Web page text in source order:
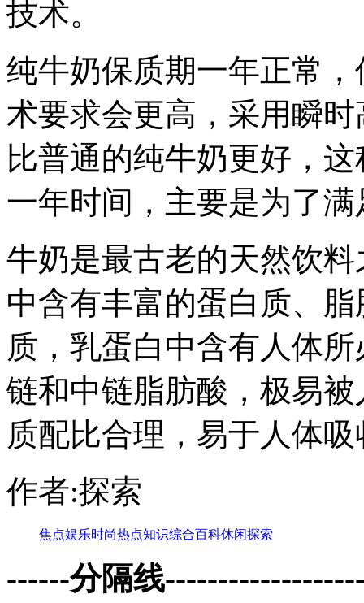
技术。
纯牛奶保质期一年正常
术要求会更高，采用瞬
比普通的纯牛奶更好，
一年时间，主要是为了
牛奶是最古老的天然饮
中含有丰富的蛋白质、
质，乳蛋白中含有人体
链和中链脂肪酸，极易
质配比合理，易于人体吸
作者:探索
焦点娱乐时尚热点知识综合百科休闲探索
------分隔线